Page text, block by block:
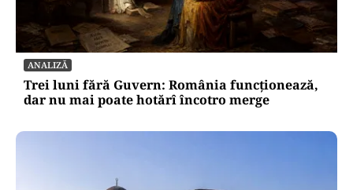
ANALIZĂ
Trei luni fără Guvern: România funcționează,
dar nu mai poate hotărî încotro merge